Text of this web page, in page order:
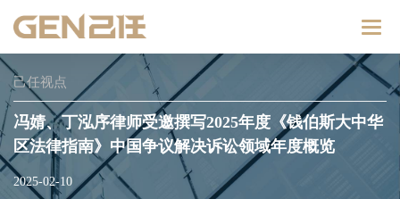
己任视点
冯婧、丁泓序律师受邀撰写2025年度《钱伯斯大中华
区法律指南》中国争议解决诉讼领域年度概览
2025-02-10